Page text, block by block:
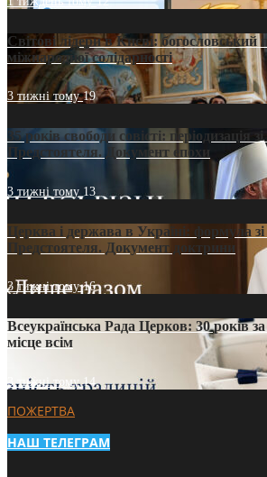
Світові лідери в Києві: богословський
міжнародної солідарності
3 тижні тому19
35 років свободи совісті: періодизація
Предстоятеля. Документ епохи
3 тижні тому 13
Церква і держава в Україні: формула
Предстоятеля. Документ доктрини
3 тижні тому16
Всеукраїнська Рада Церков: 30 років
місце всім
3 тижні тому14
ПОЖЕРТВА
НАШ ТЕЛЕГРАМ